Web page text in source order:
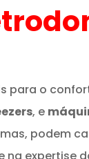
para o
, e
podem
na expertise